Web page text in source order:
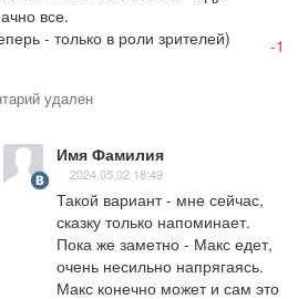
все.
- только в роли зрителей)
-1
удален
Имя Фамилия
2024.05.02 18:49
Такой вариант - мне сейчас,
сказку только напоминает.
Пока же заметно - Макс едет,
очень несильно напрягаясь.
Макс конечно может и сам это